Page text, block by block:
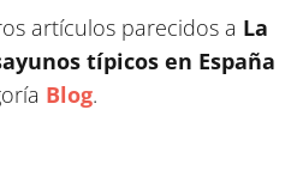
artículos parecidos a La
típicos en España
Blog.